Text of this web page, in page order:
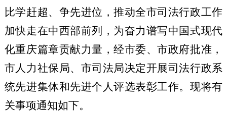
比学赶超、争先进位，推动全市司法行政工作
加快走在中西部前列， 为奋力谱写中国式现代
化重庆篇章贡献力量，经市委、市政府批准，
市人力社保局、市司法局决定开展司法行政系
统先进集体和先进个人评选表彰工作。现将有
关事项通知如下。